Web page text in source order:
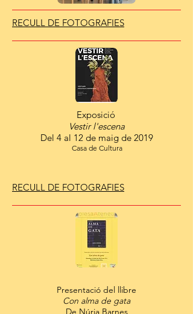
RECULL DE FOTOGRAFIES
Exposició
Vestir l'escena
Del 4 al 12 de maig de 2019
Casa de Cultura
RECULL DE FOTOGRAFIES
Presentació del llibre
Con alma de gata
De Núria Barnes